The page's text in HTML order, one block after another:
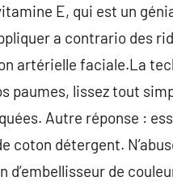
E, qui est un
a contrario des
artérielle faciale.La
paumes, lissez tout
Autre réponse :
coton détergent.
de